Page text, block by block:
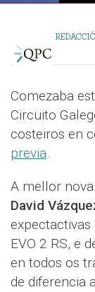
Comezaba
Circuito
costeiros en
previa.
A mellor
David
EVO 2 RS, e
en todos os
de diferencia